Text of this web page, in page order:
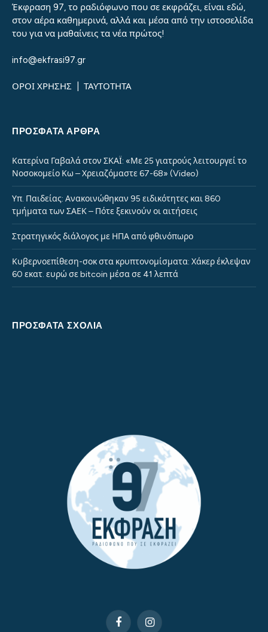
Έκφραση 97, το ραδιόφωνο που σε εκφράζει, είναι εδώ,
στον αέρα καθημερινά, αλλά και μέσα από την ιστοσελίδα
του για να μαθαίνεις τα νέα πρώτος!
info@ekfrasi97.gr
ΟΡΟΙ ΧΡΗΣΗΣ ΤΑΥΤΟΤΗΤΑ
ΠΡΌΣΦΑΤΑ ΆΡΘΡΑ
Κατερίνα Γαβαλά στον ΣΚΑΪ: «Με 25 γιατρούς λειτουργεί το
Νοσοκομείο Κω – Χρειαζόμαστε 67-68» (Video)
Υπ. Παιδείας: Ανακοινώθηκαν 95 ειδικότητες και 860
τμήματα των ΣΑΕΚ – Πότε ξεκινούν οι αιτήσεις
Στρατηγικός διάλογος με ΗΠΑ από φθινόπωρο
Κυβερνοεπίθεση-σοκ στα κρυπτονομίσματα: Χάκερ έκλεψαν
60 εκατ. ευρώ σε bitcoin μέσα σε 41 λεπτά
ΠΡΌΣΦΑΤΑ ΣΧΌΛΙΑ
FacebookInstagram